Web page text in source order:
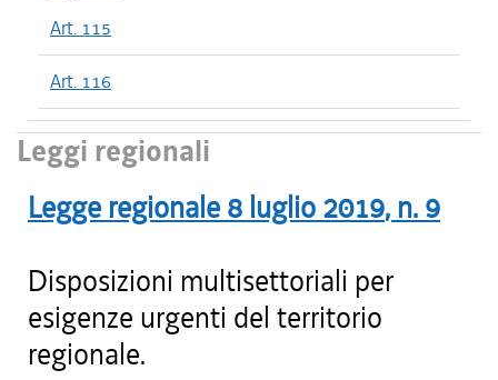
Art. 115
Art. 116
Leggi regionali
Legge regionale 8 luglio 2019, n. 9
Disposizioni multisettoriali per
esigenze urgenti del territorio
regionale.